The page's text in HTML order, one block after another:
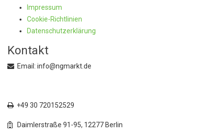
Impressum
Cookie-Richtlinien
Datenschutzerklärung
Kontakt
Email: info@ngmarkt.de
+49 30 720152529
Daimlerstraße 91-95, 12277 Berlin